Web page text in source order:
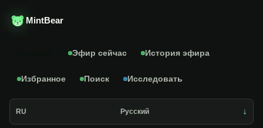
MintBear
Эфир сейчас История эфира
Избранное Поиск Исследовать
RU Русский